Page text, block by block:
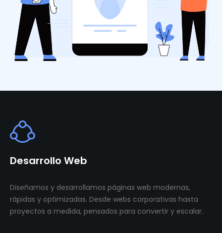
Desarrollo Web
Diseñamos y desarrollamos páginas web modernas,
rápidas y optimizadas. Desde webs corporativas hasta
proyectos a medida, pensados para convertir y escalar.